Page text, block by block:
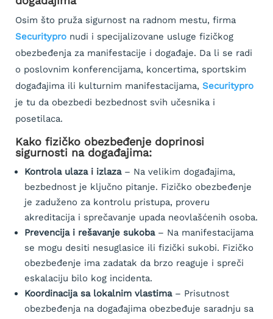
Osim što pruža sigurnost na radnom mestu, firma
Securitypro nudi i specijalizovane usluge fizičkog
obezbeđenja za manifestacije i događaje. Da li se radi
o poslovnim konferencijama, koncertima, sportskim
događajima ili kulturnim manifestacijama, Securitypro
je tu da obezbedi bezbednost svih učesnika i
posetilaca.
Kako fizičko obezbeđenje doprinosi
sigurnosti na događajima:
Kontrola ulaza i izlaza– Na velikim događajima,
bezbednost je ključno pitanje. Fizičko obezbeđenje
je zaduženo za kontrolu pristupa, proveru
akreditacija i sprečavanje upada neovlašćenih osoba.
Prevencija i rešavanje sukoba– Na manifestacijama
se mogu desiti nesuglasice ili fizički sukobi. Fizičko
obezbeđenje ima zadatak da brzo reaguje i spreči
eskalaciju bilo kog incidenta.
Koordinacija sa lokalnim vlastima– Prisutnost
obezbeđenja na događajima obezbeđuje saradnju sa